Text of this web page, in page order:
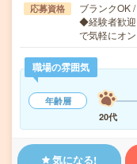
応募資格
ブランクOK
◆経験者歓迎
で気軽にオ
職場の雰囲気
年齢層
20代
気になる!